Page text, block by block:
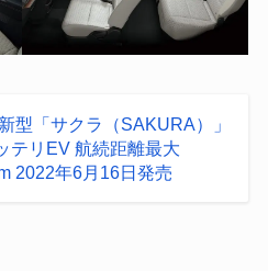
型「サクラ（SAKURA）」
テリEV 航続距離最大
2022年6月16日発売